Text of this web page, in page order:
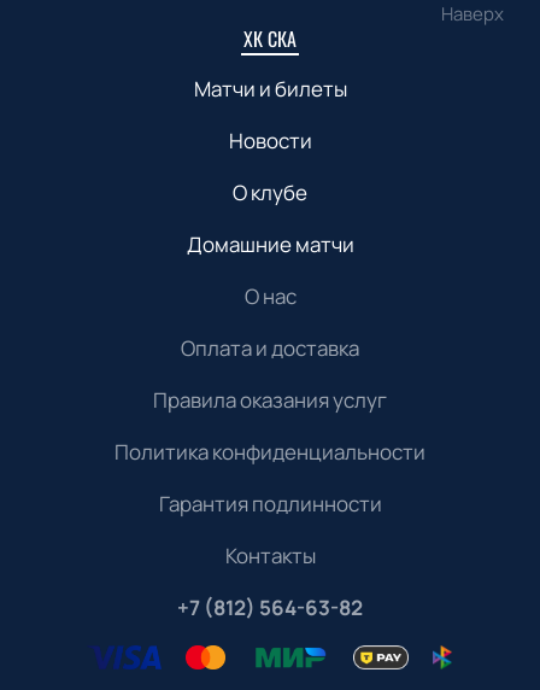
Наверх
ХК СКА
Матчи и билеты
Новости
О клубе
Домашние матчи
О нас
Оплата и доставка
Правила оказания услуг
Политика конфиденциальности
Гарантия подлинности
Контакты
+7 (812) 564-63-82